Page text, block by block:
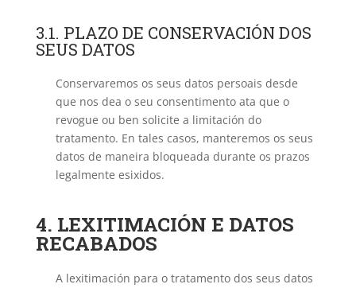
3.1. PLAZO DE CONSERVACIÓN DOS
SEUS DATOS
Conservaremos os seus datos persoais desde
que nos dea o seu consentimento ata que o
revogue ou ben solicite a limitación do
tratamento. En tales casos, manteremos os seus
datos de maneira bloqueada durante os prazos
legalmente esixidos.
4. LEXITIMACIÓN E DATOS
RECABADOS
A lexitimación para o tratamento dos seus datos